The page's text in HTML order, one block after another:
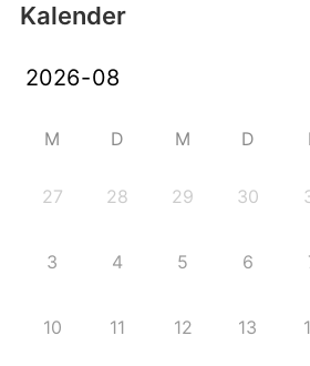
Kalender
M D M D
27 28 29 30
3 4 5 6
10 11 12 13